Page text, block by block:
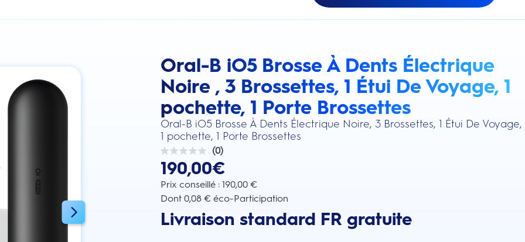
Oral-B iO5 Brosse À Dents Électrique
Noire , 3 Brossettes, 1 Étui De Voyage, 1
pochette, 1 Porte Brossettes
Oral-B iO5 Brosse À Dents Électrique Noire, 3 Brossettes, 1 Étui De Voyage,
1 pochette, 1 Porte Brossettes
this action will scroll you to the reviews section
(0)
0.0
sur
étoiles.
190,00€
Prix conseillé : 190,00 €
Dont 0,08 € éco-Participation
Livraison standard FR gratuite